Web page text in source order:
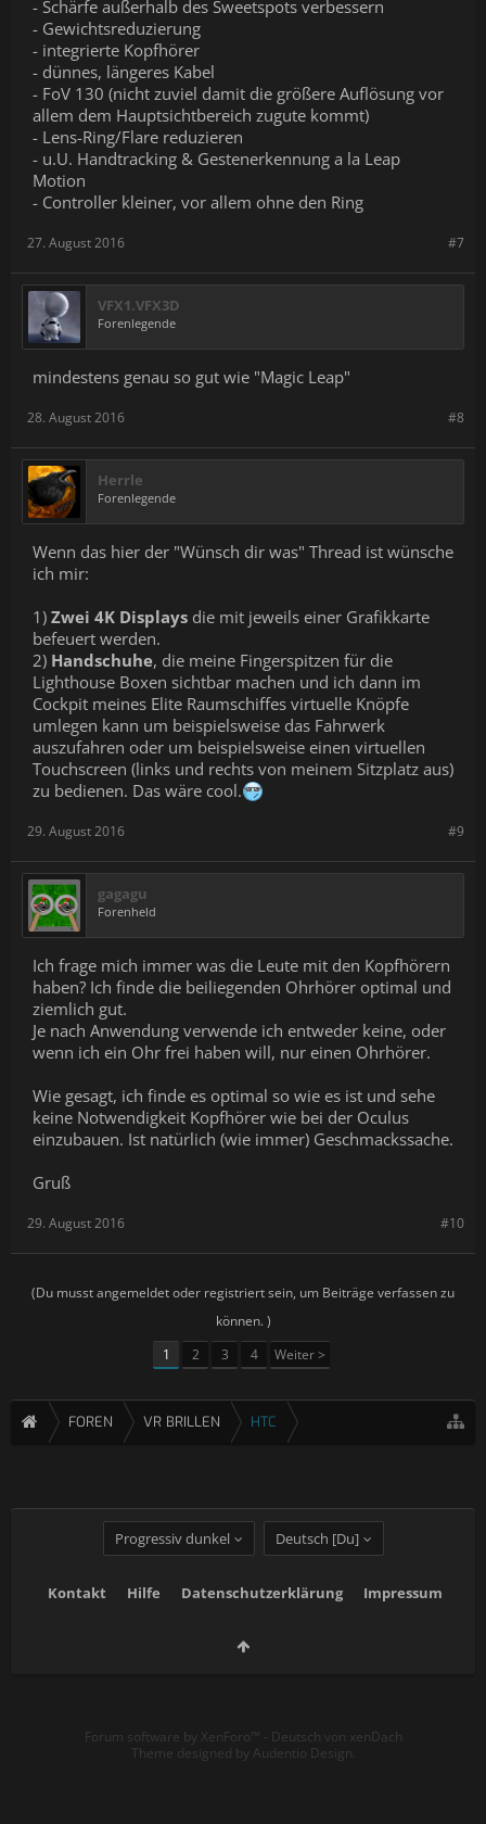
- Schärfe außerhalb des Sweetspots verbessern
- Gewichtsreduzierung
- integrierte Kopfhörer
- dünnes, längeres Kabel
- FoV 130 (nicht zuviel damit die größere Auflösung vor
allem dem Hauptsichtbereich zugute kommt)
- Lens-Ring/Flare reduzieren
- u.U. Handtracking & Gestenerkennung a la Leap
Motion
- Controller kleiner, vor allem ohne den Ring
#7
27. August 2016
VFX1.VFX3D
Forenlegende
mindestens genau so gut wie "Magic Leap"
#8
28. August 2016
Herrle
Forenlegende
Wenn das hier der "Wünsch dir was" Thread ist wünsche
ich mir:
1) Zwei 4K Displays die mit jeweils einer Grafikkarte
befeuert werden.
2) Handschuhe, die meine Fingerspitzen für die
Lighthouse Boxen sichtbar machen und ich dann im
Cockpit meines Elite Raumschiffes virtuelle Knöpfe
umlegen kann um beispielsweise das Fahrwerk
auszufahren oder um beispielsweise einen virtuellen
Touchscreen (links und rechts von meinem Sitzplatz aus)
zu bedienen. Das wäre cool.
#9
29. August 2016
gagagu
Forenheld
Ich frage mich immer was die Leute mit den Kopfhörern
haben? Ich finde die beiliegenden Ohrhörer optimal und
ziemlich gut.
Je nach Anwendung verwende ich entweder keine, oder
wenn ich ein Ohr frei haben will, nur einen Ohrhörer.
Wie gesagt, ich finde es optimal so wie es ist und sehe
keine Notwendigkeit Kopfhörer wie bei der Oculus
einzubauen. Ist natürlich (wie immer) Geschmackssache.
Gruß
#10
29. August 2016
(Du musst angemeldet oder registriert sein, um Beiträge verfassen zu
können. )
1
2 3 4 Weiter >
FOREN VR BRILLEN HTC
Progressiv dunkel Deutsch [Du]
Kontakt Hilfe Datenschutzerklärung Impressum
Forum software by XenForo™ - Deutsch von xenDach
Theme designed by Audentio Design.